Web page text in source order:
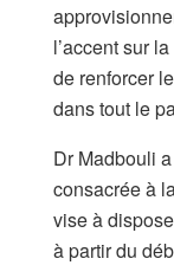
l’accent sur
de renforcer
dans tout le
Dr Madbouli
consacrée à
vise à
à partir du